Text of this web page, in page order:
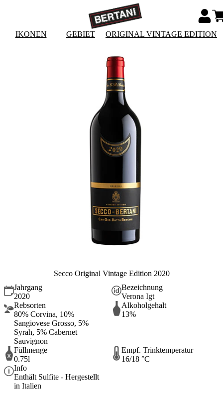
IKONEN GEBIET ORIGINAL VINTAGE EDITION
Secco Original Vintage Edition 2020
Jahrgang
2020
Bezeichnung
Verona Igt
Rebsorten
80% Corvina, 10%
Sangiovese Grosso, 5%
Syrah, 5% Cabernet
Sauvignon
Alkoholgehalt
13%
Füllmenge
0.75l
Empf. Trinktemperatur
16/18 °C
Info
Enthält Sulfite - Hergestellt
in Italien